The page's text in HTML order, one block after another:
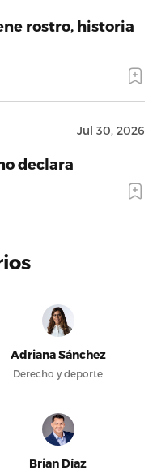
rostro, historia
Jul 30, 2026
declara
Adriana Sánchez
Derecho y deporte
Brian Díaz